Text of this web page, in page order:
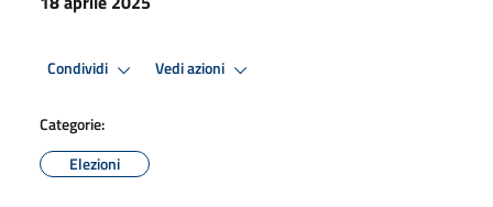
Condividi Vedi azioni
Categorie:
Elezioni